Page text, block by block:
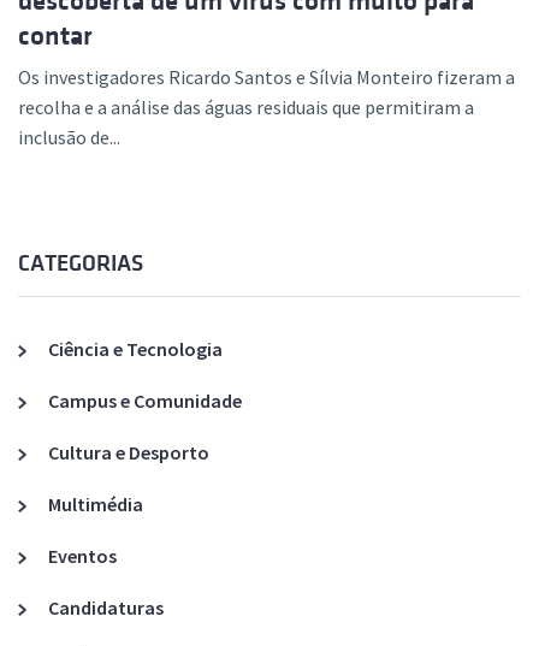
contar
Os investigadores Ricardo Santos e Sílvia Monteiro fizeram a
recolha e a análise das águas residuais que permitiram a
inclusão de...
CATEGORIAS
Ciência e Tecnologia
Campus e Comunidade
Cultura e Desporto
Multimédia
Eventos
Candidaturas